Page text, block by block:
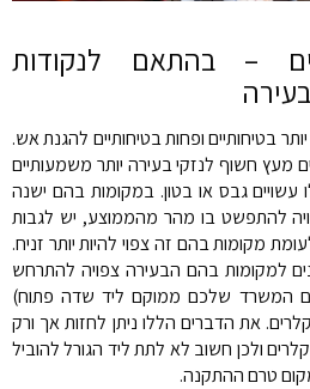
– בהתאם לנקודות
בטיחותיים ופחות בטיחותיים להגנת אש.
מעץ חשוף לנזקי בעירה יותר משמעותיים
גבס או בטון. במקומות בהם ישנה
להתפשט בו מהר מהממוצע, יש לגבות
מקומות בהם זה צפוי להיות יותר זניח.
למקומות בהם הבעירה צפויה להתרחש
המשרד שלכם ממוקם ליד שדה פתוח)
את הדברים הללו ניתן לחזות אך ורק
ולכן חשוב לא לתת ליד הגורל להוביל
טרם ההתקנה.